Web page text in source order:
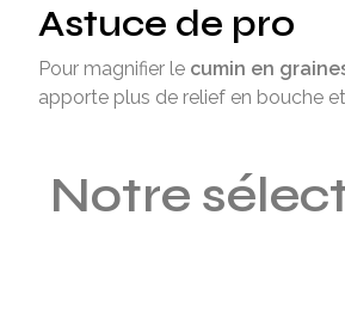
Astuce de pro
Pour magnifier le cumin en
apporte plus de relief en bouche
Notre